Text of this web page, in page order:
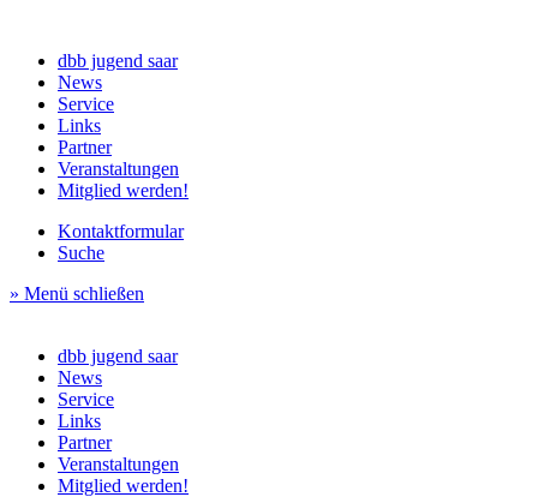
dbb jugend saar
News
Service
Links
Partner
Veranstaltungen
Mitglied werden!
Kontaktformular
Suche
» Menü schließen
dbb jugend saar
News
Service
Links
Partner
Veranstaltungen
Mitglied werden!